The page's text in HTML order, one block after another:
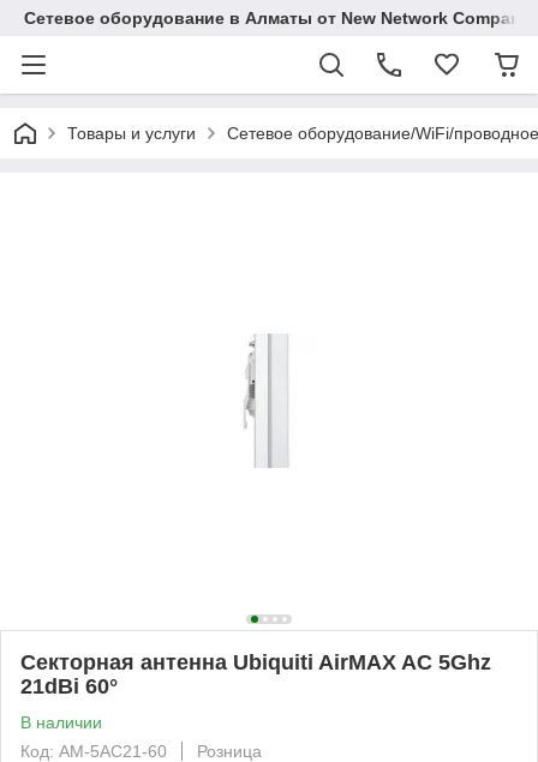
Сетевое оборудование в Алматы от New Network Company
Товары и услуги Сетевое оборудование/WiFi/проводное
Секторная антенна Ubiquiti AirMAX AC 5Ghz
21dBi 60°
В наличии
Код: AM-5AC21-60
Розница